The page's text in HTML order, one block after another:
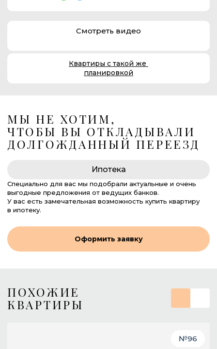
Смотреть видео
Квартиры с такой же
планировкой
МЫ НЕ ХОТИМ,
ЧТОБЫ ВЫ ОТКЛАДЫВАЛИ
ДОЛГОЖДАННЫЙ ПЕРЕЕЗД
Ипотека
Специально для вас мы подобрали актуальные и очень
выгодные предложения от ведущих банков.
У вас есть замечательная возможность купить квартиру
в ипотеку.
Оформить заявку
ПОХОЖИЕ
КВАРТИРЫ
№96